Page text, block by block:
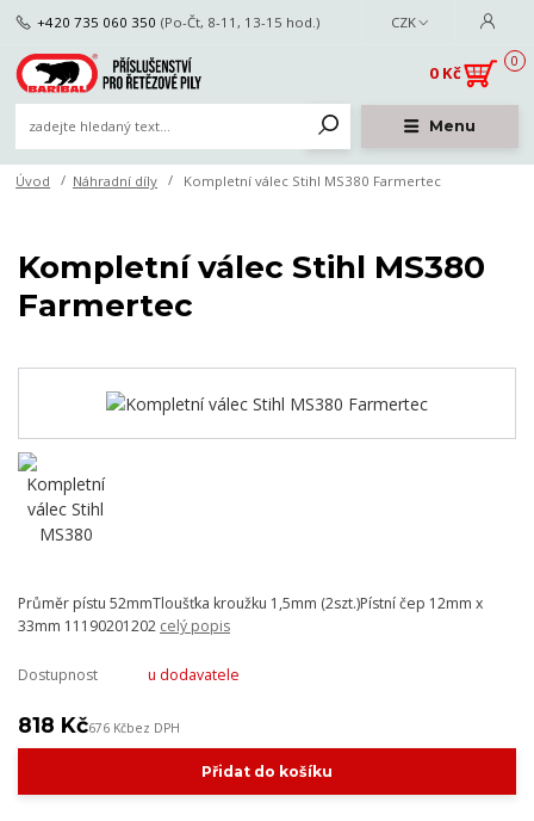
Menu
CZK
+420 735 060 350 (Po-Čt, 8-11, 13-15 hod.)
0
0 Kč
Úvod Náhradní díly Kompletní válec Stihl MS380 Farmertec
Kompletní válec Stihl MS380
Farmertec
Průměr pístu 52mmTloušťka kroužku 1,5mm (2szt.)Pístní čep 12mm x
33mm 11190201202 celý popis
Dostupnost u dodavatele
818 Kč676 Kčbez DPH
Přidat do košíku